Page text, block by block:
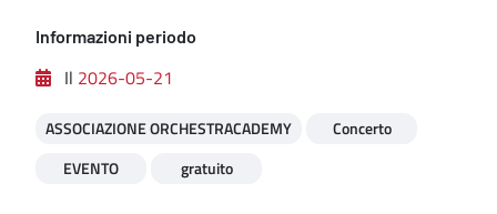
Informazioni periodo
Il 2026-05-21
ASSOCIAZIONE ORCHESTRACADEMY
Concerto
EVENTO
gratuito